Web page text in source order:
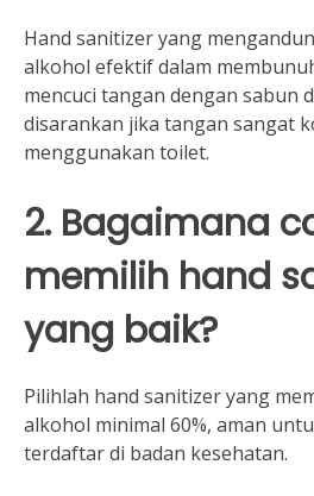
Hand sanitizer yang
alkohol efektif dalam
mencuci tangan dengan sabun
disarankan jika tangan sangat
menggunakan toilet.
2. Bagaimana
memilih hand
yang baik?
Pilihlah hand sanitizer yang
alkohol minimal 60%, aman
terdaftar di badan kesehatan.